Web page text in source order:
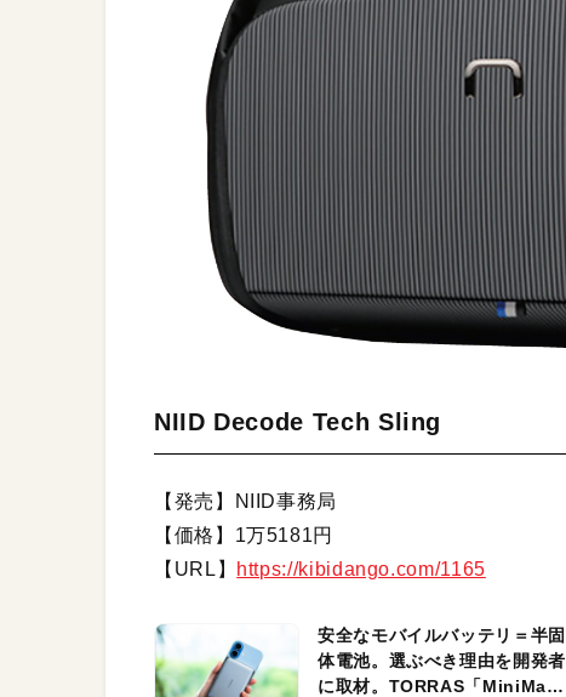
NIID Decode Tech Sling
【発売】NIID事務局
【価格】1万5181円
【URL】
https://kibidango.com/1165
安全なモバイルバッテリ＝半固
体電池。選ぶべき理由を開発者
に取材。TORRAS「MiniMag